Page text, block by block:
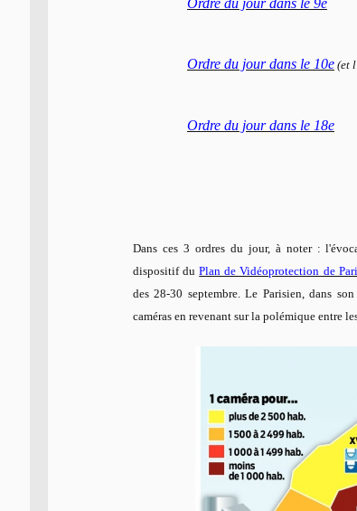
Ordre du jour dans le 10e (et
Ordre du jour dans le 18e
Dans ces 3 ordres du jour, à noter :
dispositif duPlan de Vidéoprotection de
des 28-30 septembre.Le Parisien, dans
caméras en revenant sur la polémique entre